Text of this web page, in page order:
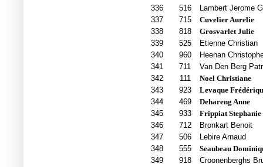
336
516
Lambert Jerome G
337
715
Cuvelier Aurelie
338
818
Grosvarlet Julie
339
525
Etienne Christian
340
960
Heenan
341
711
Van Den Berg
342
111
Noel Christiane
343
923
Levaque
344
469
Dehareng Anne
345
933
Frippiat Stephanie
346
712
Bronkart Benoit
347
506
Lebire Arnaud
348
555
Seaubeau
349
918
Croonenberghs